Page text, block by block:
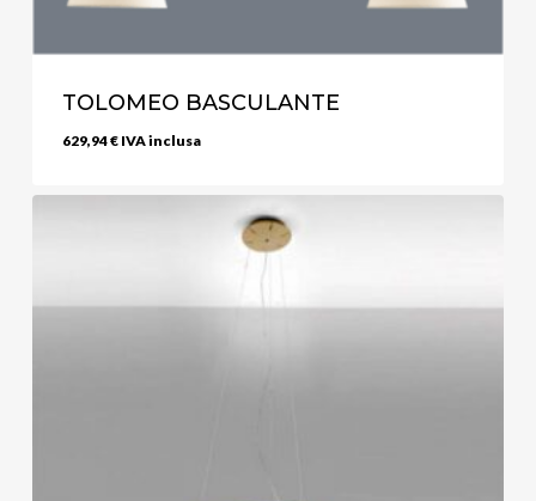
TOLOMEO BASCULANTE
629,94€ IVA inclusa